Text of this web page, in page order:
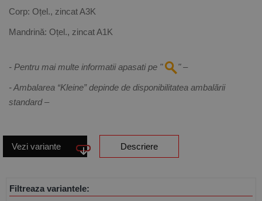
Corp: Oțel., zincat A3K
Mandrină: Oțel., zincat A1K
- Pentru mai multe informatii apasati pe " " –
- Ambalarea “Kleine” depinde de disponibilitatea ambalării
standard –
Vezi variante Descriere
Filtreaza variantele: